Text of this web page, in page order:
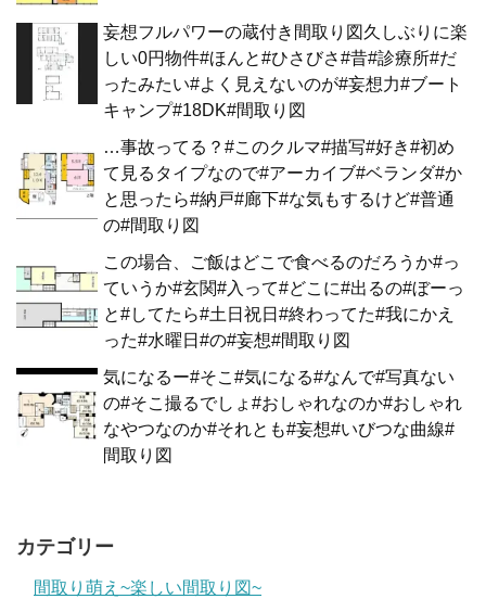
妄想フルパワーの蔵付き間取り図久しぶりに楽
しい0円物件#ほんと#ひさびさ#昔#診療所#だ
ったみたい#よく見えないのが#妄想力#ブート
キャンプ#18DK#間取り図
…事故ってる？#このクルマ#描写#好き#初め
て見るタイプなので#アーカイブ#ベランダ#か
と思ったら#納戸#廊下#な気もするけど#普通
の#間取り図
この場合、ご飯はどこで食べるのだろうか#っ
ていうか#玄関#入って#どこに#出るの#ぼーっ
と#してたら#土日祝日#終わってた#我にかえ
った#水曜日#の#妄想#間取り図
気になるー#そこ#気になる#なんで#写真ない
の#そこ撮るでしょ#おしゃれなのか#おしゃれ
なやつなのか#それとも#妄想#いびつな曲線#
間取り図
カテゴリー
間取り萌え~楽しい間取り図~